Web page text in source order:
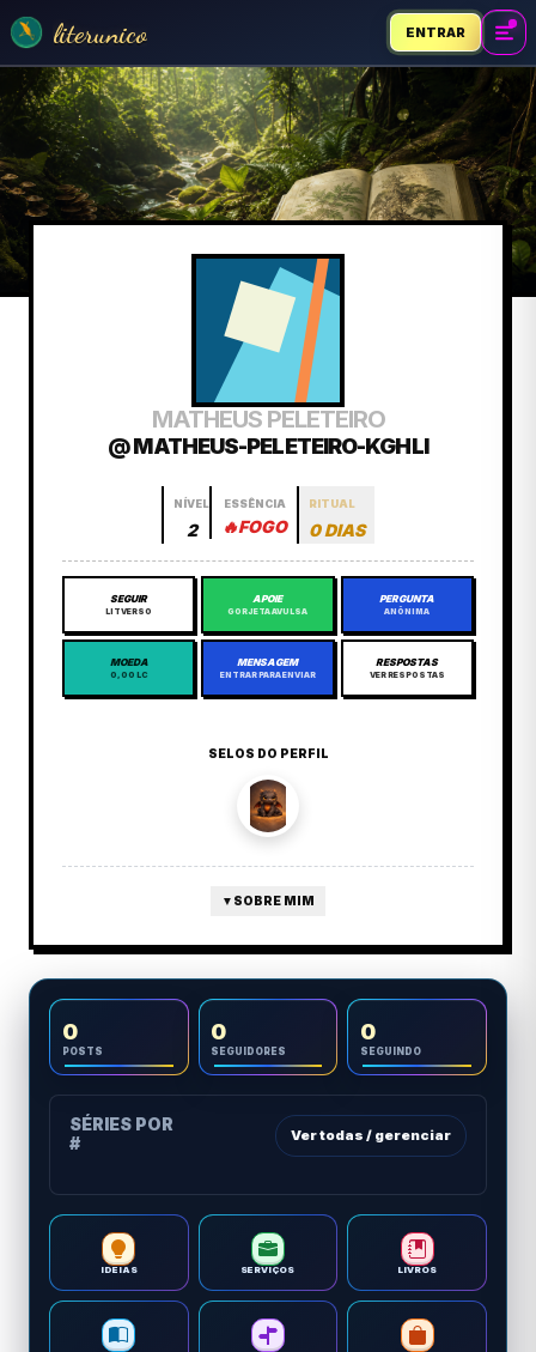
literunico ENTRAR
MATHEUS PELETEIRO
@ MATHEUS-PELETEIRO-KGHLI
NÍVEL
2
ESSÊNCIA
🔥FOGO
RITUAL
0 DIAS
SEGUIR
LITVERSO
APOIE
GORJETA AVULSA
PERGUNTA
ANÔNIMA
MOEDA
0,00 LC
MENSAGEM
ENTRAR PARA ENVIAR
RESPOSTAS
VER RESPOSTAS
SELOS DO PERFIL
▼ SOBRE MIM
0
POSTS
0
SEGUIDORES
0
SEGUINDO
SÉRIES POR
#
Ver todas / gerenciar
IDEIAS SERVIÇOS LIVROS